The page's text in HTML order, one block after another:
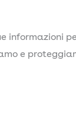
informazioni
e